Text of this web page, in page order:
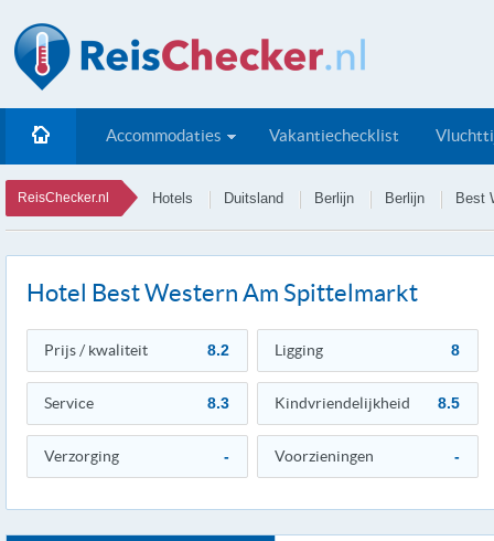
Accommodaties Vakantiechecklist
ReisChecker.nl Hotels Duitsland Berlijn Berlijn Best
Hotel Best Western Am Spittelmarkt
Prijs / kwaliteit 8.2 Ligging 8
Service 8.3 Kindvriendelijkheid 8.5
Verzorging - Voorzieningen -